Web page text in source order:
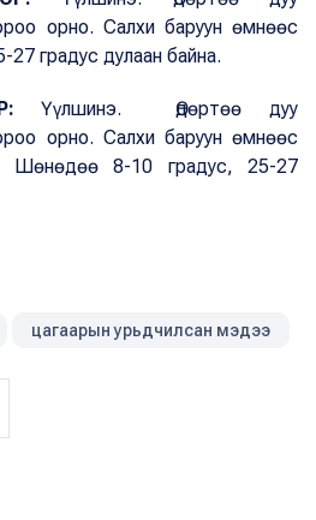
орно. Салхи баруун өмнөөс
градус дулаан байна.
Үүлшинэ. Өдөртөө дуу
орно. Салхи баруун өмнөөс
Шөнөдөө 8-10 градус, 25-27
цагаарын урьдчилсан мэдээ